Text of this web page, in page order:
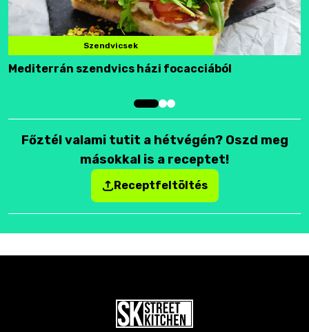
Szendvicsek
Mediterrán szendvics házi focacciából
Főztél valami tutit a hétvégén? Oszd meg
másokkal is a receptet!
Receptfeltöltés